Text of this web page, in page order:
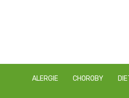
ALERGIE CHOROBY